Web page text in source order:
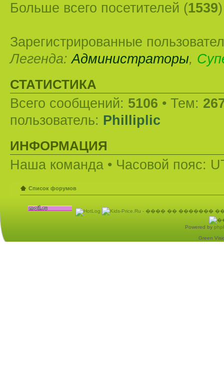
Больше всего посетителей (1539
Зарегистрированные
Легенда:Администраторы,
СТАТИСТИКА
Всего сообщений: 5106 • Тем:
пользователь: Philliplic
ИНФОРМАЦИЯ
Наша команда • Часовой пояс:
Список форумов
Powered by
Green